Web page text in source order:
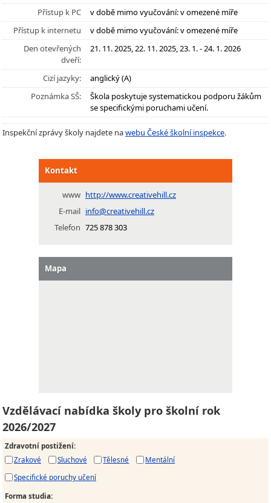
Přístup k PC
v době mimo vyučování: v omezené míře
Přístup k internetu
v době mimo vyučování: v omezené míře
Den otevřených
dveří:
21. 11. 2025, 22. 11. 2025, 23. 1. - 24. 1. 2026
Cizí jazyky:
anglický (A)
Poznámka SŠ:
Škola poskytuje systematickou podporu žákům
se specifickými poruchami učení.
Inspekční zprávy školy najdete nawebu České školní inspekce.
Kontakt
www http://www.creativehill.cz
E-mail info@creativehill.cz
Telefon 725 878 303
Mapa
Vzdělávací nabídka školy pro školní rok
2026/2027
Zdravotní postižení:
Zrakové
Sluchové Tělesné
Mentální
Specifické poruchy učení
Forma studia: